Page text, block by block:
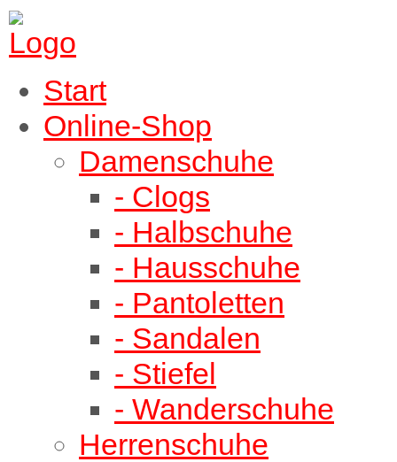
Start
Online-Shop
Damenschuhe
- Clogs
- Halbschuhe
- Hausschuhe
- Pantoletten
- Sandalen
- Stiefel
- Wanderschuhe
Herrenschuhe